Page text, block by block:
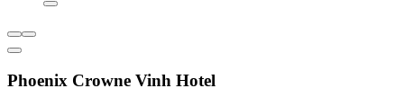
Phoenix Crowne Vinh Hotel